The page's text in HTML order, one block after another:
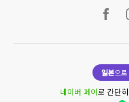
일본으로
네이버 페이로 간단